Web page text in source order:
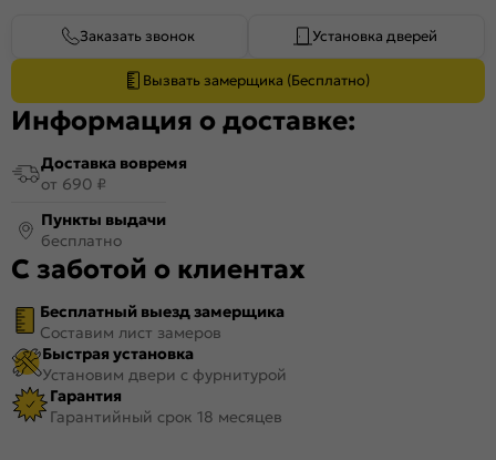
Заказать звонок Установка дверей
Вызвать замерщика (Бесплатно)
Информация о доставке:
Доставка вовремя
от 690 ₽
Пункты выдачи
бесплатно
С заботой о клиентах
Бесплатный выезд замерщика
Составим лист замеров
Быстрая установка
Установим двери с фурнитурой
Гарантия
Гарантийный срок 18 месяцев